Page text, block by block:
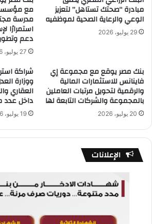
مبادرة “صحتك تستاهل” لتعزيز
الوعي والرعاية الصحية لموظفيه
29 يوليو، 2026 استمرارًا
دعم
27 يوليو، 2026
بنك مصر يوقع مع مجموعة إي
فاينانس للاستثمارات المالية
والرقمية لتحويل مرتبات العاملين
بالمجموعة والشركات التابعة لها
20 يوليو، 2026
شراكة
ووزارة
العقاري
داخل عدد
19 يوليو، 2026
الإعلانات